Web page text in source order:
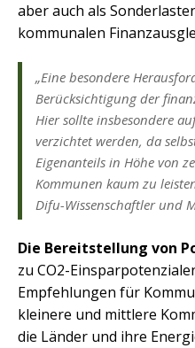
aber auch als
kommunalen
„Eine besondere
Berücksichtigung der
Hier sollte insbesondere
verzichtet werden, da
Eigenanteils in Höhe von
Kommunen kaum zu
Difu-Wissenschaftler und
Die Bereitstellung von
zu CO2-
Empfehlungen für
kleinere und mittlere
die Länder und ihre